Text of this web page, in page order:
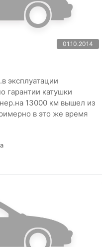
01.10.2014
эксплуатации
гарантии катушки
13000 км вышел из
в это же время